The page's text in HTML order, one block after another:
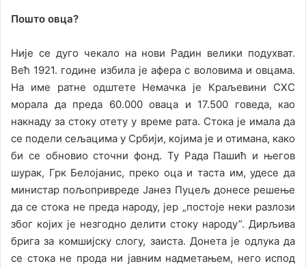
Пошто овца?
Није се дуго чекало на нови Радин велики подухват.
Већ 1921. године избила је афера с воловима и овцама.
На име ратне одштете Немачка је Краљевини СХС
морала да преда 60.000 оваца и 17.500 говеда, као
накнаду за стоку отету у време рата. Стока је имала да
се подели сељацима у Србији, којима је и отимана, како
би се обновио сточни фонд. Ту Рада Пашић и његов
шурак, Грк Белојанис, преко оца и таста им, удесе да
министар пољопривреде Јанез Пуцељ донесе решење
да се стока не преда народу, јер „постоје неки разлози
због којих је незгодно делити стоку народу”. Дирљива
брига за комшијску слогу, заиста. Донета је одлука да
се стока не прода ни јавним надметањем, него испод